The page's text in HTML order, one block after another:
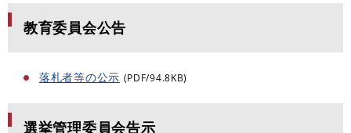
教育委員会公告
落札者等の公示 (PDF/94.8KB)
選挙管理委員会告示